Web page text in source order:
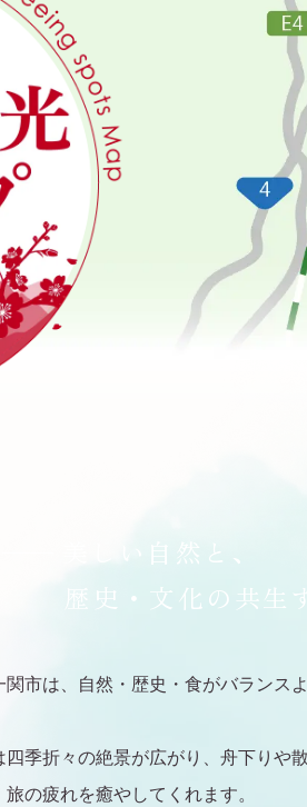
美しい自然と、
歴史・文化の 共生
市は、自然・歴史・食がバランス
季折々の絶景が広がり、舟下りや散
の疲れを癒やしてくれます。